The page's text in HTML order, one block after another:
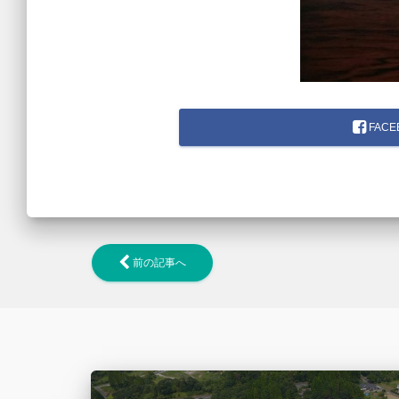
前の記事へ